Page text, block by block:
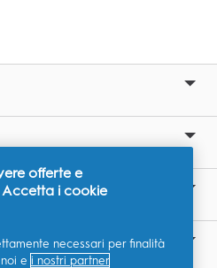
offerte e
i cookie
necessari per finalità
e i nostri partner